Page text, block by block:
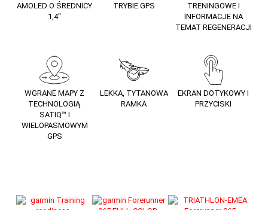
AMOLED O ŚREDNICY
1,4″
TRYBIE GPS
TRENINGOWE I
INFORMACJE NA
TEMAT REGENERACJI
WGRANE MAPY Z
TECHNOLOGIĄ
SATIQ™ I
WIELOPASMOWYM
GPS
LEKKA, TYTANOWA
RAMKA
EKRAN DOTYKOWY I
PRZYCISKI